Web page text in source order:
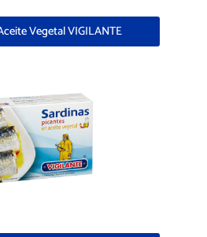
Vegetal VIGILANTE